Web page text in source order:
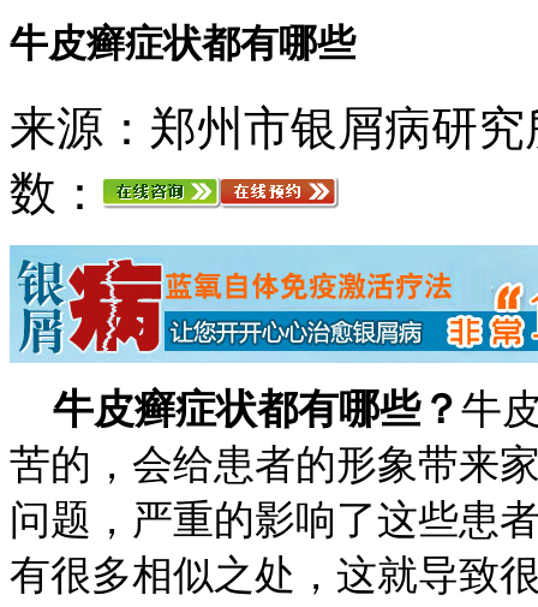
牛皮癣症状都有哪些
来源：郑州市银屑病研究
数：
牛皮癣症状都有哪些？牛
苦的，会给患者的形象带来
问题，严重的影响了这些患
有很多相似之处，这就导致